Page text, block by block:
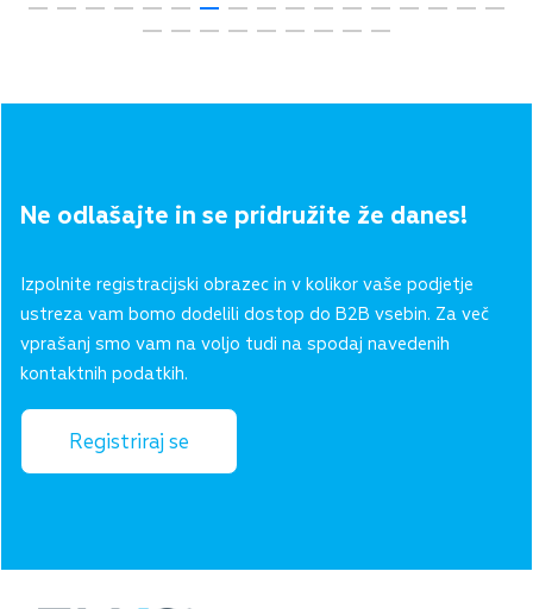
Ne odlašajte in se pridružite že danes!
Izpolnite registracijski obrazec in v kolikor vaše podjetje
ustreza vam bomo dodelili dostop do B2B vsebin. Za več
vprašanj smo vam na voljo tudi na spodaj navedenih
kontaktnih podatkih.
Registriraj se